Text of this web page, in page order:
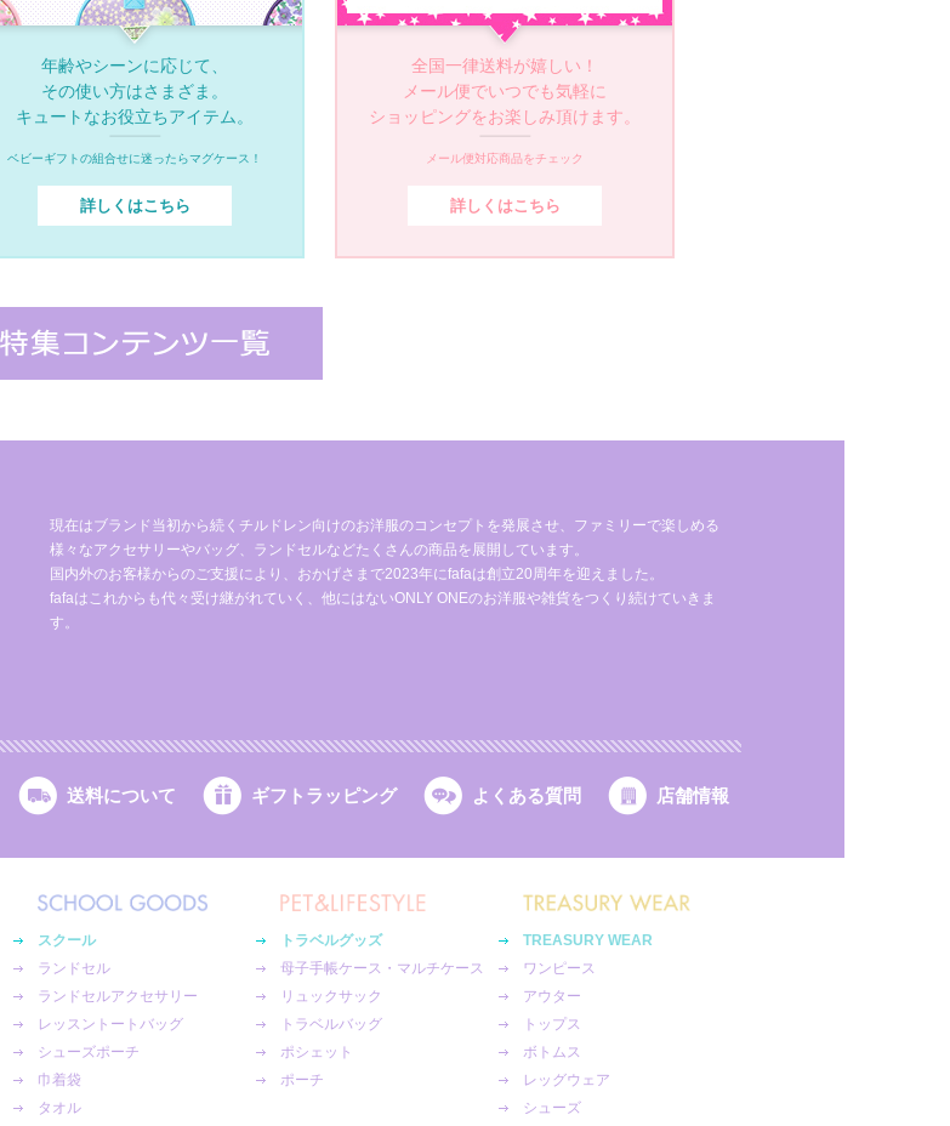
年齢やシーンに応じて、
その使い方はさまざま。
キュートなお役立ちアイテム。
ベビーギフトの組合せに迷ったらマグケース！
詳しくはこちら
全国一律送料が嬉しい！
メール便でいつでも気軽に
ショッピングをお楽しみ頂けます。
メール便対応商品をチェック
詳しくはこちら
現在はブランド当初から続くチルドレン向けのお洋服のコンセプトを発展させ、ファミリーで楽しめる
様々なアクセサリーやバッグ、ランドセルなどたくさんの商品を展開しています。
国内外のお客様からのご支援により、おかげさまで2023年にfafaは創立20周年を迎えました。
fafaはこれからも代々受け継がれていく、他にはないONLY ONEのお洋服や雑貨をつくり続けていきま
す。
送料について ギフトラッピング よくある質問 店舗情報
スクール
ランドセル
ランドセルアクセサリー
レッスントートバッグ
シューズポーチ
巾着袋
タオル
トラベルグッズ
母子手帳ケース・マルチケース
リュックサック
トラベルバッグ
ポシェット
ポーチ
TREASURY WEAR
ワンピース
アウター
トップス
ボトムス
レッグウェア
シューズ